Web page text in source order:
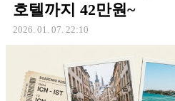
호텔까지 42만원~
2026. 01. 07. 22:10